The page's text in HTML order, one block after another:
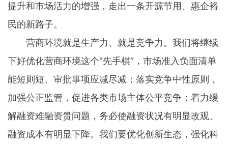
提升和市场活力的增强，走出一条开源节用、惠企裕
民的新路子。
营商环境就是生产力、就是竞争力。我们将继续
下好优化营商环境这个“先手棋”，市场准入负面清单
能短则短、审批事项应减尽减；落实竞争中性原则，
加强公正监管，促进各类市场主体公平竞争；着力缓
解融资难融资贵问题，务必使融资状况有明显改观、
融资成本有明显下降。我们要优化创新生态，强化科